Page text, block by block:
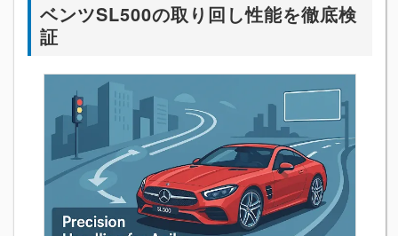
ベンツSL500の取り回し性能を徹底検
証